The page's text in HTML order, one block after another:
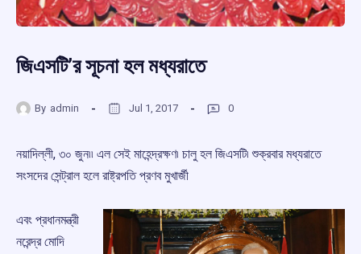
জিএসটি’র সূচনা হল মধ্যরাতে
By admin Jul 1, 2017 0
নয়াদিল্লী, ৩০ জুন৷৷ এল সেই মাহেন্দ্রক্ষণ৷ চালু হল জিএসটি৷ শুক্রবার মধ্যরাতে
সংসদের সেন্ট্রাল হলে রাষ্ট্রপতি প্রণব মুখার্জী
এবং প্রধানমন্ত্রী
নরেন্দ্র মোদি